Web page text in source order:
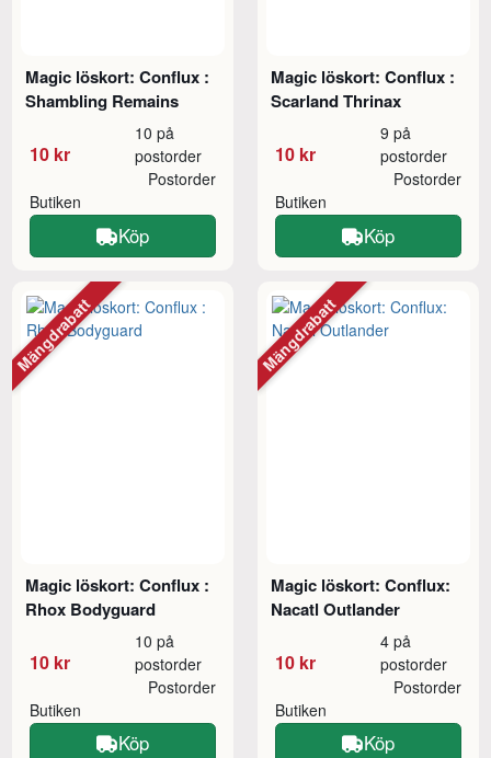
Magic löskort: Conflux :
Shambling Remains
10 kr
10 på
postorder
Butiken
Postorder
Köp
Magic löskort: Conflux :
Scarland Thrinax
10 kr
9 på
postorder
Butiken
Postorder
Köp
Magic löskort: Conflux :
Rhox Bodyguard
10 kr
10 på
postorder
Butiken
Postorder
Köp
Mängdrabatt
Magic löskort: Conflux:
Nacatl Outlander
10 kr
4 på
postorder
Butiken
Postorder
Köp
Mängdrabatt